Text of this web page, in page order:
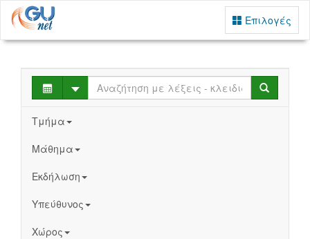
Επιλογές
Select Search
Τμήμα
Μάθημα
Εκδήλωση
Υπεύθυνος
Χώρος